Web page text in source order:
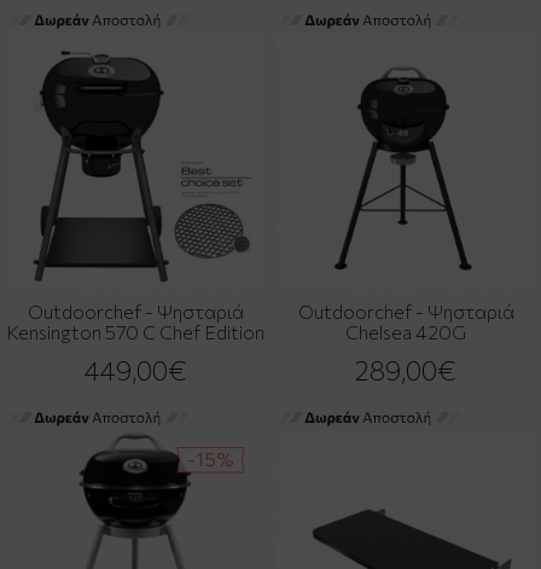
Outdoorchef - Ψησταριά
Kensington 570 C Chef Edition
449,00€
Outdoorchef - Ψησταριά
Chelsea 420G
289,00€
-15%